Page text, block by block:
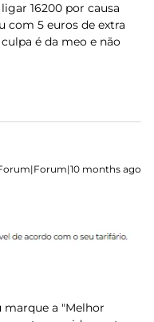
16200 por causa
com 5 euros de extra
é da meo e não
months ago
marque a "Melhor